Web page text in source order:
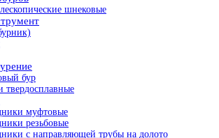
шнековые
бур
твердосплавные
муфтовые
резьбовые
с направляющей трубы на долото